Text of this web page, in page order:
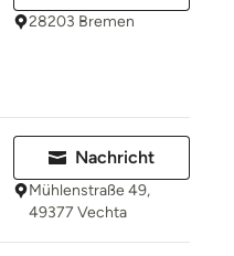
28203 Bremen
Nachricht
Mühlenstraße 49,
49377 Vechta